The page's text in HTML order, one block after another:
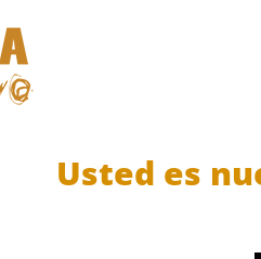
Usted es